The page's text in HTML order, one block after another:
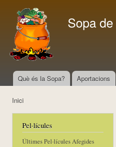
Sopa
Menú principal
Què és la Sopa? Aportacions
Inici
Pel·lícules
Últimes Pel·lícules Afegides